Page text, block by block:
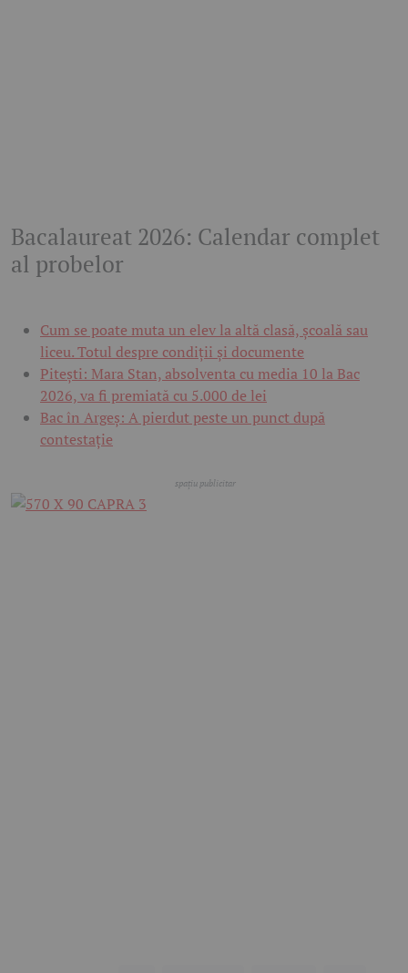
Bacalaureat 2026: Calendar complet
al probelor
Cum se poate muta un elev la altă clasă, școală sau
liceu. Totul despre condiții și documente
Pitești: Mara Stan, absolventa cu media 10 la Bac
2026, va fi premiată cu 5.000 de lei
Bac în Argeș: A pierdut peste un punct după
contestație